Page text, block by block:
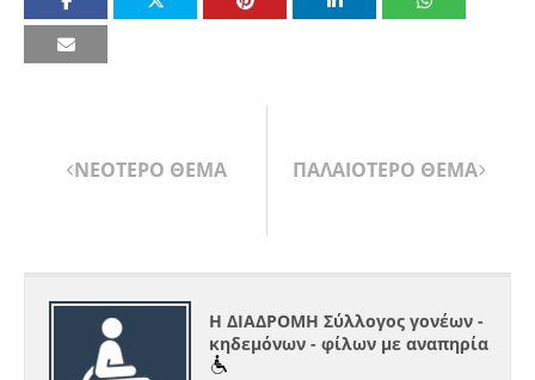
ΝΕΟΤΕΡΟ ΘΕΜΑ ΠΑΛΑΙΟΤΕΡΟ ΘΕΜΑ
Η ΔΙΑΔΡΟΜΗ Σύλλογος γονέων -
κηδεμόνων - φίλων με αναπηρία